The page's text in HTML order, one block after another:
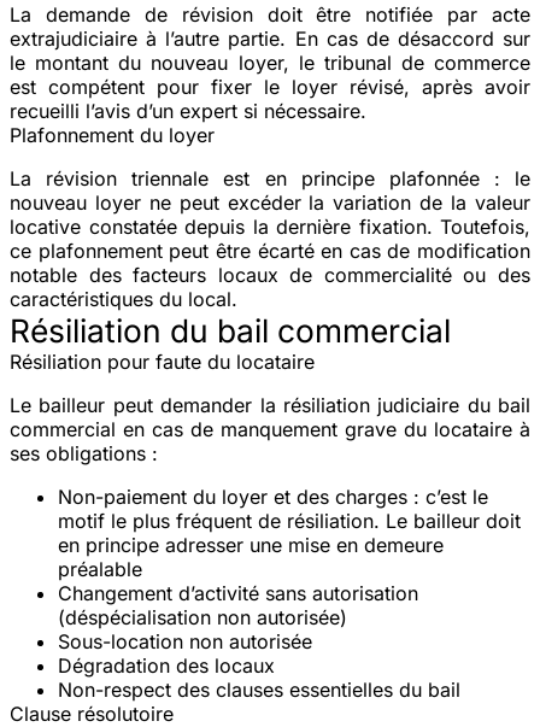
La demande de révision doit être notifiée par acte
extrajudiciaire à l’autre partie. En cas de désaccord sur
le montant du nouveau loyer, le tribunal de commerce
est compétent pour fixer le loyer révisé, après avoir
recueilli l’avis d’un expert si nécessaire.
Plafonnement du loyer
La révision triennale est en principe plafonnée: le
nouveau loyer ne peut excéder la variation de la valeur
locative constatée depuis la dernière fixation. Toutefois,
ce plafonnement peut être écarté en cas de modification
notable des facteurs locaux de commercialité ou des
caractéristiques du local.
Résiliation du bail commercial
Résiliation pour faute du locataire
Le bailleur peut demander la résiliation judiciaire du bail
commercial en cas de manquement grave du locataire à
ses obligations :
Non-paiement du loyer et des charges : c’est le
motif le plus fréquent de résiliation. Le bailleur doit
en principe adresser une mise en demeure
préalable
Changement d’activité sans autorisation
(déspécialisation non autorisée)
Sous-location non autorisée
Dégradation des locaux
Non-respect des clauses essentielles du bail
Clause résolutoire